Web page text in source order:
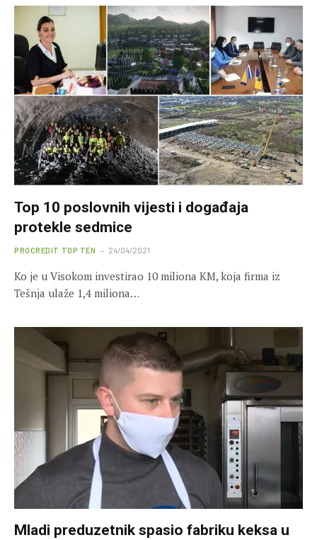
Top 10 poslovnih vijesti i događaja
protekle sedmice
PROCREDIT TOP TEN 24/04/2021
Ko je u Visokom investirao 10 miliona KM, koja firma iz
Tešnja ulaže 1,4 miliona…
Mladi preduzetnik spasio fabriku keksa u